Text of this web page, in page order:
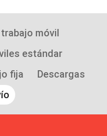
móvil
estándar
fija
Descargas